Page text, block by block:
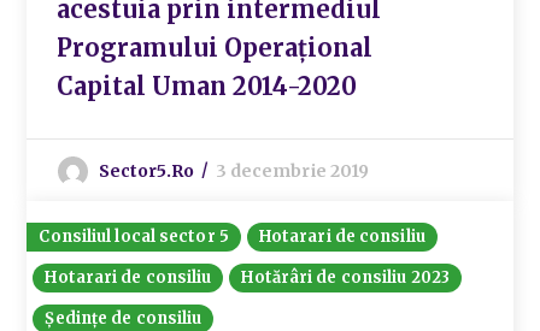
acestuia prin intermediul
Programului Operațional
Capital Uman 2014-2020
Sector5.ro 3 decembrie 2019
Consiliul local sector 5
Hotarari de consiliu
Hotarari de consiliu
Hotărâri de consiliu 2023
Ședințe de consiliu